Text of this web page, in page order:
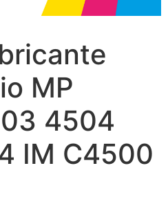
MP
4504
IM C4500